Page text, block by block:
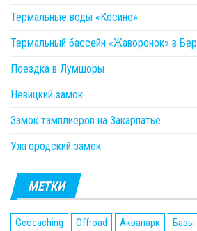
Термальные воды «Косино»
Термальный бассейн «Жаворонок» в
Поездка в Лумшоры
Невицкий замок
Замок тамплиеров на Закарпатье
Ужгородский замок
МЕТКИ
Geocaching Offroad Аквапарк Базы